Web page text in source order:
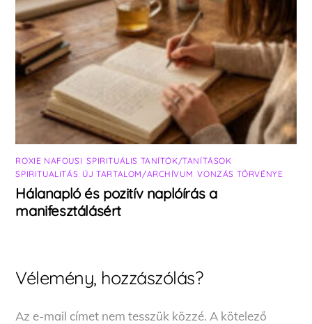
ROXIE NAFOUSI ,SPIRITUÁLIS TANÍTÓK/TANÍTÁSOK
SPIRITUALITÁS ÚJ TARTALOM/ARCHÍVUM ,VONZÁS TÖRVÉNYE
Hálanapló és pozitív naplóírás a
manifesztálásért
Vélemény, hozzászólás?
Az e-mail címet nem tesszük közzé. A kötelező